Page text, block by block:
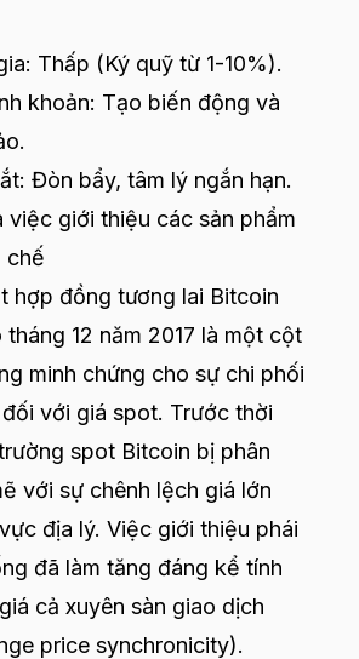
Thấp (Ký quỹ từ 1-10%).
khoản: Tạo biến động và
Đòn bẩy, tâm lý ngắn hạn.
việc giới thiệu các sản phẩm
chế
hợp đồng tương lai Bitcoin
12 năm 2017 là một cột
minh chứng cho sự chi phối
với giá spot. Trước thời
spot Bitcoin bị phân
với sự chênh lệch giá lớn
địa lý. Việc giới thiệu phái
đã làm tăng đáng kể tính
cả xuyên sàn giao dịch
price synchronicity).